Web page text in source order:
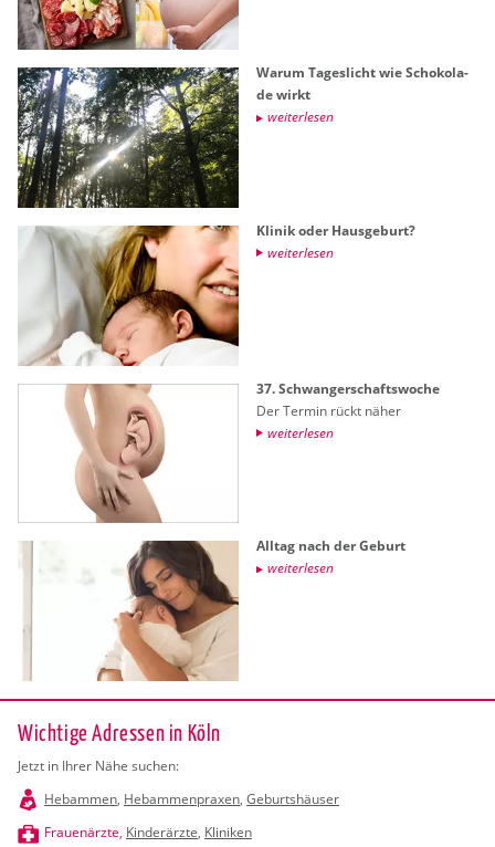
Warum Ta­ges­licht wie Scho­ko­la­
de wirkt
wei­ter­le­sen
Kli­nik oder Haus­ge­burt?
wei­ter­le­sen
37. Schwan­ger­schafts­wo­che
Der Ter­min rückt näher
wei­ter­le­sen
All­tag nach der Ge­burt
wei­ter­le­sen
Wichtige Adressen in Köln
Jetzt in Ihrer Nähe suchen:
Hebammen, Hebammenpraxen, Geburtshäuser
Frauenärzte, Kinderärzte, Kliniken